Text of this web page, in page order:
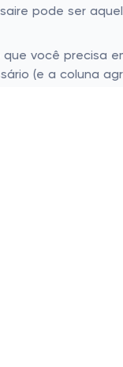
pode ser
você precisa
(e a coluna